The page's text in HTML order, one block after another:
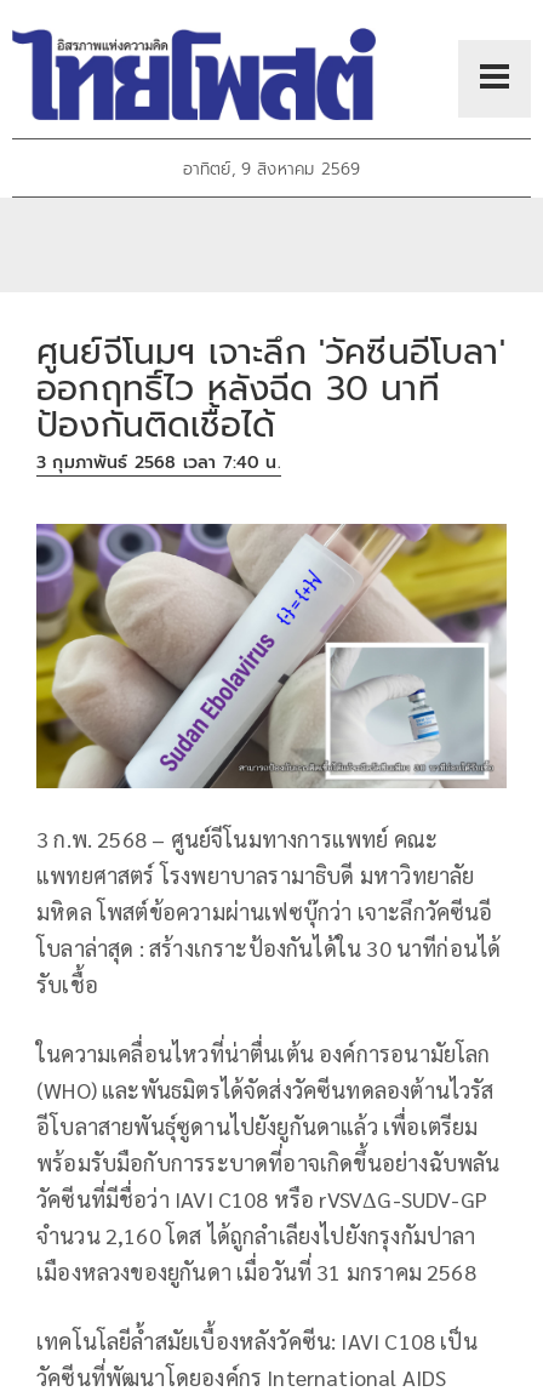
อาทิตย์, 9 สิงหาคม 2569
ศูนย์จีโนมฯ เจาะลึก 'วัคซีนอีโบลา'
ออกฤทธิ์ไว หลังฉีด 30 นาที
ป้องกันติดเชื้อได้
3 กุมภาพันธ์ 2568 เวลา 7:40 น.
3 ก.พ. 2568 – ศูนย์จีโนมทางการแพทย์ คณะ
แพทยศาสตร์ โรงพยาบาลรามาธิบดี มหาวิทยาลัย
มหิดล โพสต์ข้อความผ่านเฟซบุ๊กว่า เจาะลึกวัคซีนอี
โบลาล่าสุด : สร้างเกราะป้องกันได้ใน 30 นาทีก่อนได้
รับเชื้อ
ในความเคลื่อนไหวที่น่าตื่นเต้น องค์การอนามัยโลก
(WHO) และพันธมิตรได้จัดส่งวัคซีนทดลองต้านไวรัส
อีโบลาสายพันธุ์ซูดานไปยังยูกันดาแล้ว เพื่อเตรียม
พร้อมรับมือกับการระบาดที่อาจเกิดขึ้นอย่างฉับพลัน
วัคซีนที่มีชื่อว่า IAVI C108 หรือ rVSVΔG-SUDV-GP
จำนวน 2,160 โดส ได้ถูกลำเลียงไปยังกรุงกัมปาลา
เมืองหลวงของยูกันดา เมื่อวันที่ 31 มกราคม 2568
เทคโนโลยีล้ำสมัยเบื้องหลังวัคซีน: IAVI C108 เป็น
วัคซีนที่พัฒนาโดยองค์กร International AIDS